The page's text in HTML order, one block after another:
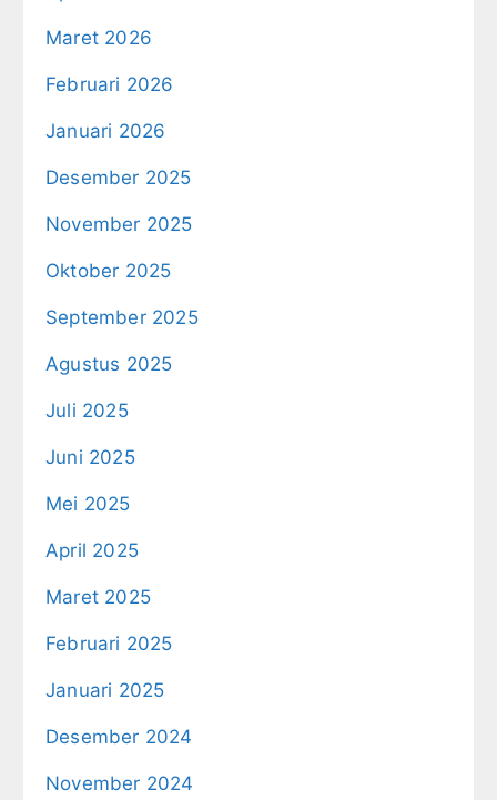
Maret 2026
Februari 2026
Januari 2026
Desember 2025
November 2025
Oktober 2025
September 2025
Agustus 2025
Juli 2025
Juni 2025
Mei 2025
April 2025
Maret 2025
Februari 2025
Januari 2025
Desember 2024
November 2024